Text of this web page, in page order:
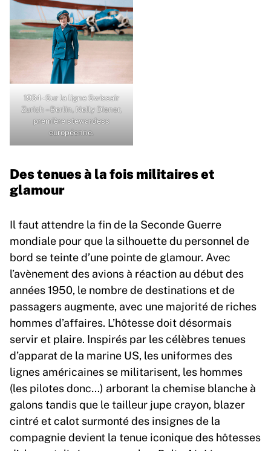
1934 -Sur la ligne Swissair
Zurich – Berlin, Nelly Diener,
première stewardess
européenne.
Des tenues à la fois militaires et
glamour
Il faut attendre la fin de la Seconde Guerre
mondiale pour que la silhouette du personnel de
bord se teinte d’une pointe de glamour. Avec
l’avènement des avions à réaction au début des
années 1950, le nombre de destinations et de
passagers augmente, avec une majorité de riches
hommes d’affaires. L’hôtesse doit désormais
servir et plaire. Inspirés par les célèbres tenues
d’apparat de la marine US, les uniformes des
lignes américaines se militarisent, les hommes
(les pilotes donc…) arborant la chemise blanche à
galons tandis que le tailleur jupe crayon, blazer
cintré et calot surmonté des insignes de la
compagnie devient la tenue iconique des hôtesses